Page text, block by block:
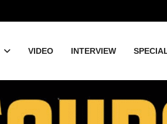
VIDEO INTERVIEW